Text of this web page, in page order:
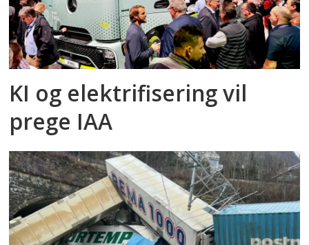
KI og elektrifisering vil
prege IAA